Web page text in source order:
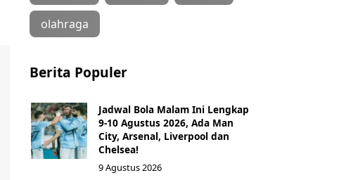
olahraga
Berita Populer
Jadwal Bola Malam Ini Lengkap
9-10 Agustus 2026, Ada Man
City, Arsenal, Liverpool dan
Chelsea!
9 Agustus 2026